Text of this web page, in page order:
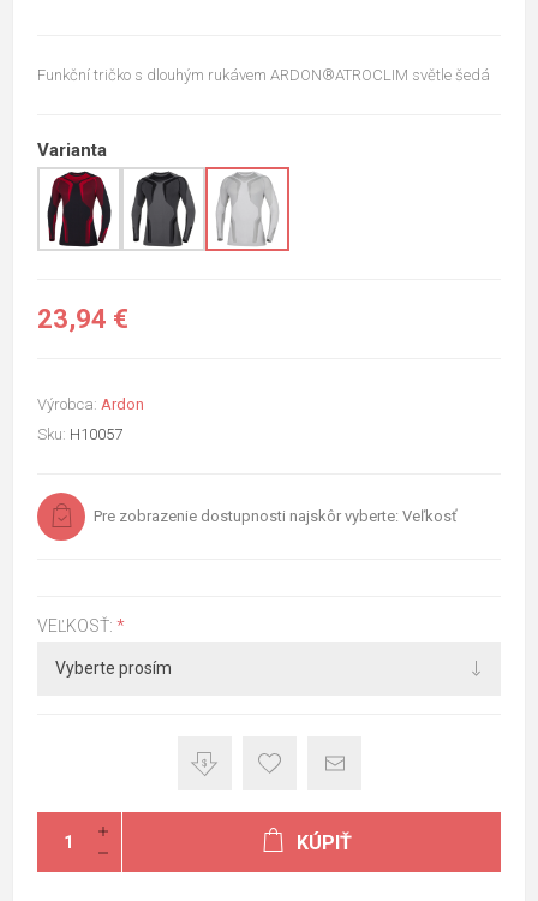
Funkční tričko s dlouhým rukávem ARDON®ATROCLIM světle šedá
Varianta
23,94 €
Výrobca: Ardon
Sku: H10057
Pre zobrazenie dostupnosti najskôr vyberte: Veľkosť
VEĽKOSŤ: *
KÚPIŤ